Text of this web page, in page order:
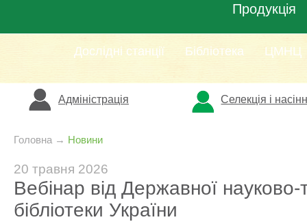
Продукція
Дослідні станції Бібліотека ЦМНЦ
Адміністрація Селекція і
Головна → Новини
20 травня 2026
Вебінар від Державної науково-
бібліотеки України